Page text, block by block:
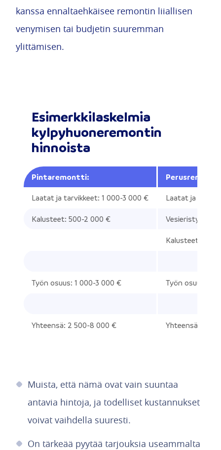
kanssa ennaltaehkäisee remontin liiallisen
venymisen tai budjetin suuremman
ylittämisen.
Esimerkkilaskelmia
kylpyhuoneremontin
hinnoista
Pintaremontti:
Laatat ja tarvikkeet: 1 000-3 000 € Laatat ja
Kalusteet: 500-2 000 € Vesieristys ja
Kalusteet ja
Työn osuus: 1 000-3 000 € Työn osuus: 3
Yhteensä: 2 500-8 000 € Yhteensä: 8
Muista, että nämä ovat vain suuntaa
antavia hintoja, ja todelliset kustannukset
voivat vaihdella suuresti.
On tärkeää pyytää tarjouksia useammalta